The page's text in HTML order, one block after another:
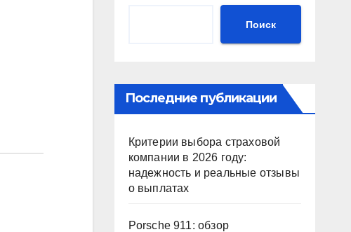
Поиск
Последние публикации
Критерии выбора страховой
компании в 2026 году:
надежность и реальные отзывы
о выплатах
Porsche 911: обзор